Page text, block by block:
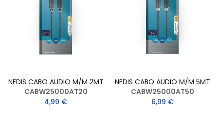
NEDIS CABO AUDIO M/M 2MT
CABW25000AT20
4,99 €
NEDIS CABO AUDIO M/M 5MT
CABW25000AT50
6,99 €